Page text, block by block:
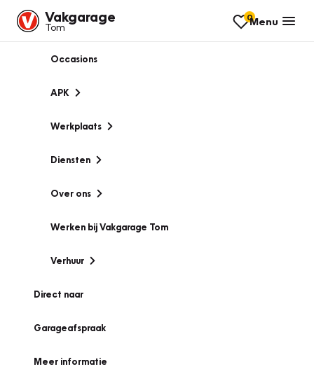
Vakgarage
Tom
0Menu
Occasions
APK
Werkplaats
Diensten
Over ons
Werken bij Vakgarage Tom
Verhuur
Direct naar
Garageafspraak
Meer informatie